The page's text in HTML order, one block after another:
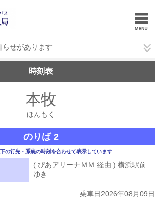
らせがあります
時刻表
本牧
ほんもく
のりば 2
の行先・系統の時刻を合わせて表示しています
( ぴあアリーナＭＭ 経由 ) 横浜駅前
ゆき
乗車日2026年08月09日